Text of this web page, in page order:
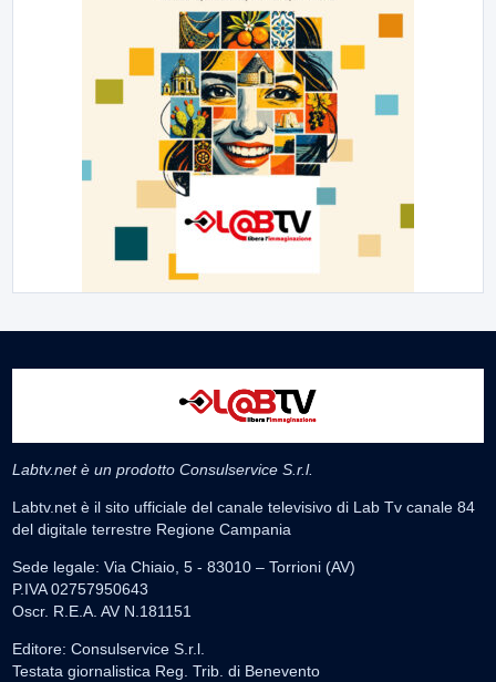
Labtv.net è un prodotto Consulservice S.r.l.
Labtv.net è il sito ufficiale del canale televisivo di Lab Tv canale 84
del digitale terrestre Regione Campania
Sede legale: Via Chiaio, 5 - 83010 – Torrioni (AV)
P.IVA 02757950643
Oscr. R.E.A. AV N.181151
Editore: Consulservice S.r.l.
Testata giornalistica Reg. Trib. di Benevento